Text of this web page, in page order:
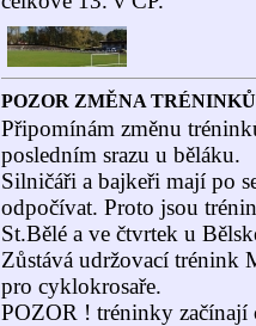
POZOR ZMĚNA
Připomínám změnu
posledním srazu u běláku.
Silničáři a bajkeři mají po
odpočívat. Proto jsou
St.Bělé a ve čtvrtek u
Zůstává udržovací trénink
pro cyklokrosaře.
POZOR ! tréninky